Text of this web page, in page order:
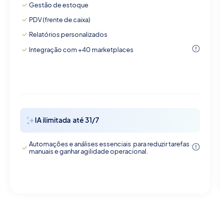
Gestão de estoque
PDV (frente de caixa)
Relatórios personalizados
Integração com +40 marketplaces
IA ilimitada até 31/7
Automações e análises essenciais para reduzir tarefas
manuais e ganhar agilidade operacional.